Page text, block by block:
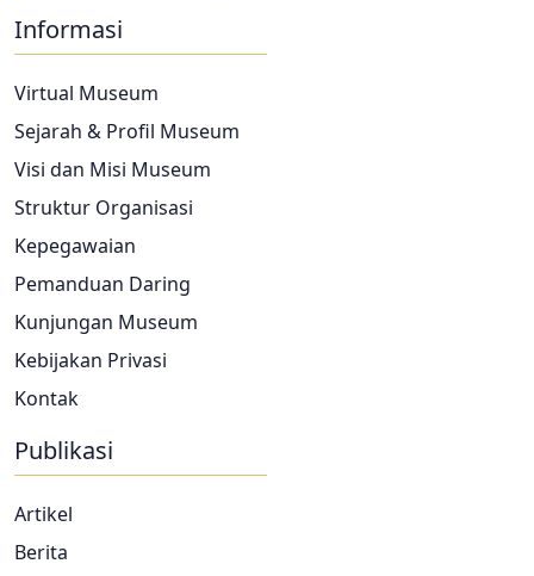
Informasi
Virtual Museum
Sejarah & Profil Museum
Visi dan Misi Museum
Struktur Organisasi
Kepegawaian
Pemanduan Daring
Kunjungan Museum
Kebijakan Privasi
Kontak
Publikasi
Artikel
Berita